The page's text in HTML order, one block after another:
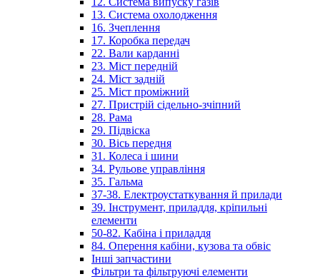
13. Система охолодження
16. Зчеплення
17. Коробка передач
22. Вали карданні
23. Міст передній
24. Міст задній
25. Міст проміжний
27. Пристрій сідельно-зчіпний
28. Рама
29. Підвіска
30. Вісь передня
31. Колеса і шини
34. Рульове управління
35. Гальма
37-38. Електроустаткування й прилади
39. Інструмент, приладдя, кріпильні
елементи
50-82. Кабіна і приладдя
84. Оперення кабіни, кузова та обвіс
Інші запчастини
Фільтри та фільтруючі елементи